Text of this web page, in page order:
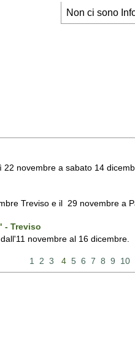
Non ci sono
novembre a sabato 14
Treviso e il 29 novembre a
- Treviso
novembre al 16 dicembre.
1 2 3 4 5 6 7 8 9 10